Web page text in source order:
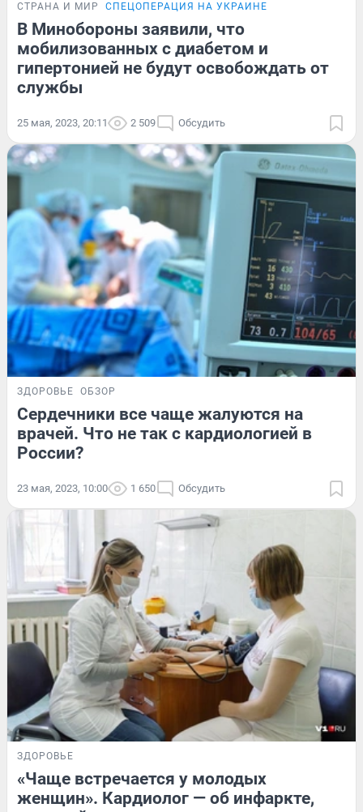
СТРАНА И МИР СПЕЦОПЕРАЦИЯ НА УКРАИНЕ
В Минобороны заявили, что
мобилизованных с диабетом и
гипертонией не будут освобождать от
службы
25 мая, 2023, 20:11 2 509 Обсудить
ЗДОРОВЬЕ ОБЗОР
Сердечники все чаще жалуются на
врачей. Что не так с кардиологией в
России?
23 мая, 2023, 10:00 1 650 Обсудить
ЗДОРОВЬЕ
«Чаще встречается у молодых
женщин». Кардиолог — об инфаркте,